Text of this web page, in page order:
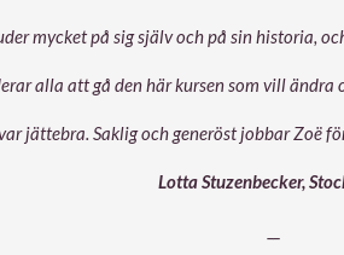
mycket på sig själv och på sin historia,
alla att gå den här kursen som vill
jättebra. Saklig och generöst jobbar Zoë
Lotta Stuzenbecker,